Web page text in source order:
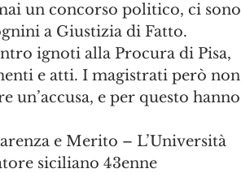
un concorso politico, ci sono
a Giustizia di Fatto.
ignoti alla Procura di Pisa,
e atti. I magistrati però non
un’accusa, e per questo hanno
e Merito – L’Università
siciliano 43enne